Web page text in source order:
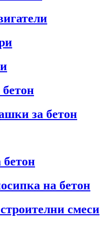
за бетон
бетон
на бетон
смеси